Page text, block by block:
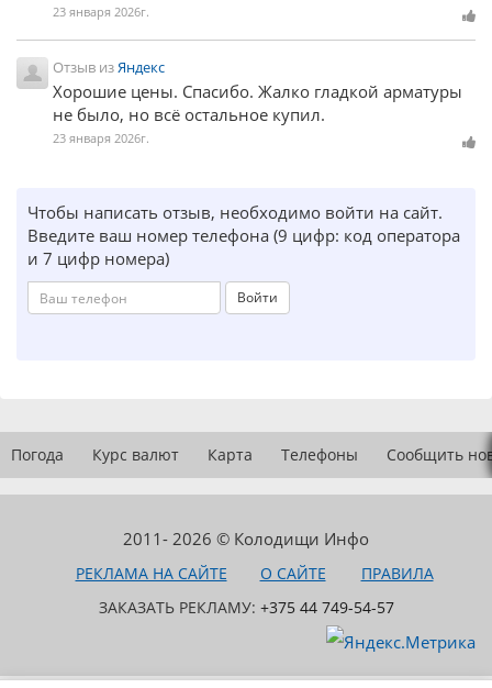
23 января 2026г.
Отзыв изЯндекс
Хорошие цены. Спасибо. Жалко гладкой арматуры
не было, но всё остальное купил.
23 января 2026г.
Чтобы написать отзыв, необходимо войти на сайт.
Введите ваш номер телефона (9 цифр: код оператора
и 7 цифр номера)
Войти
Погода Курс валют Карта Телефоны Сообщить
2011- 2026 © Колодищи Инфо
РЕКЛАМА НА САЙТЕ О САЙТЕ
ПРАВИЛА
ЗАКАЗАТЬ РЕКЛАМУ: +375 44 749-54-57